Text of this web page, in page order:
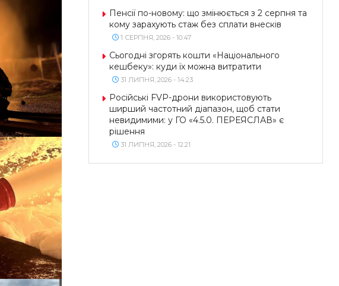
Пенсії по-новому: що змінюється з 2 серпня та
кому зарахують стаж без сплати внесків
1 СЕРПНЯ, 2026 - 10:47
Сьогодні згорять кошти «Національного
кешбеку»: куди їх можна витратити
31 ЛИПНЯ, 2026 - 14:23
Російські FVP-дрони використовують
ширший частотний діапазон, щоб стати
невидимими: у ГО «4.5.0. ПЕРЕЯСЛАВ» є
рішення
31 ЛИПНЯ, 2026 - 12:21